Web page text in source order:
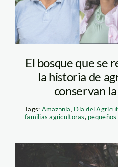
El bosque que se
la historia de
conservan
Tags: Amazonía, Día del
familias agricultoras,